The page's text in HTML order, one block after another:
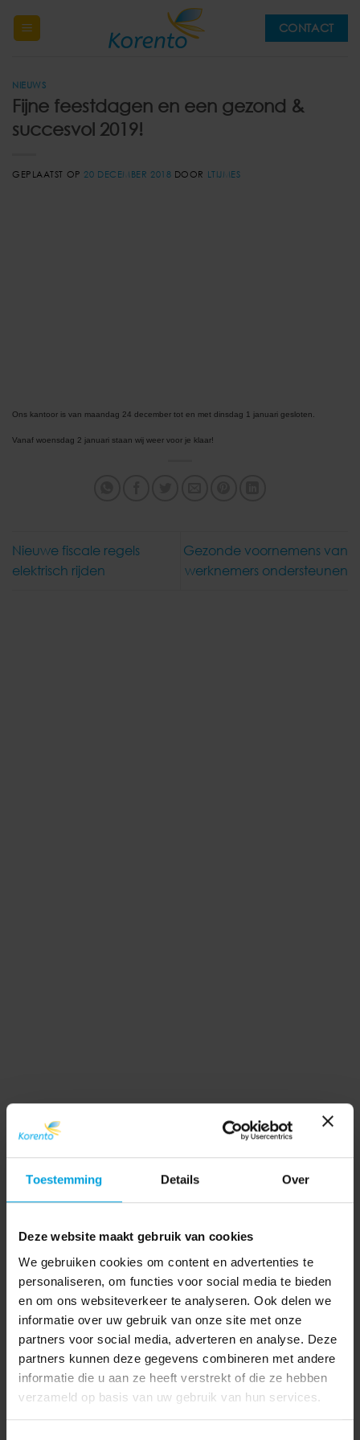
Toestemming Details Over
Deze website maakt gebruik van cookies
We gebruiken cookies om content en advertenties te
personaliseren, om functies voor social media te bieden
en om ons websiteverkeer te analyseren. Ook delen we
informatie over uw gebruik van onze site met onze
partners voor social media, adverteren en analyse. Deze
partners kunnen deze gegevens combineren met andere
informatie die u aan ze heeft verstrekt of die ze hebben
verzameld op basis van uw gebruik van hun services.
naar
CONTACT
NIEUWS
Fijne feestdagen en een gezond &
succesvol 2019!
GEPLAATST OP20 DECEMBER 2018 DOOR LTIJMES
Ons kantoor is van maandag 24 december tot en met dinsdag 1 januari gesloten.
Vanaf woensdag 2 januari staan wij weer voor je klaar!
Nieuwe fiscale regels
elektrisch rijden
Gezonde voornemens van
werknemers ondersteunen